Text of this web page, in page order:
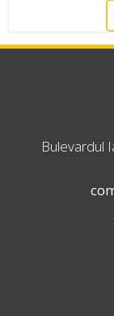
Bulevardul